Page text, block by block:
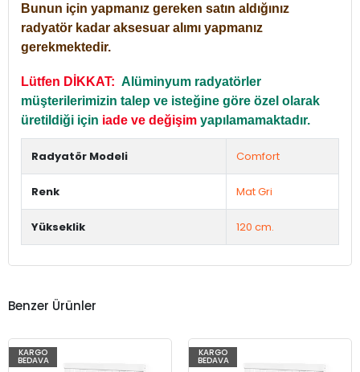
Bunun için yapmanız gereken satın aldığınız
radyatör kadar aksesuar alımı yapmanız
gerekmektedir.
Lütfen DİKKAT: Alüminyum radyatörler
müşterilerimizin talep ve isteğine göre özel olarak
üretildiği için iade ve değişim yapılamamaktadır.
Radyatör Modeli Comfort
Renk Mat Gri
Yükseklik 120 cm.
Benzer Ürünler
KARGO
BEDAVA
KARGO
BEDAVA